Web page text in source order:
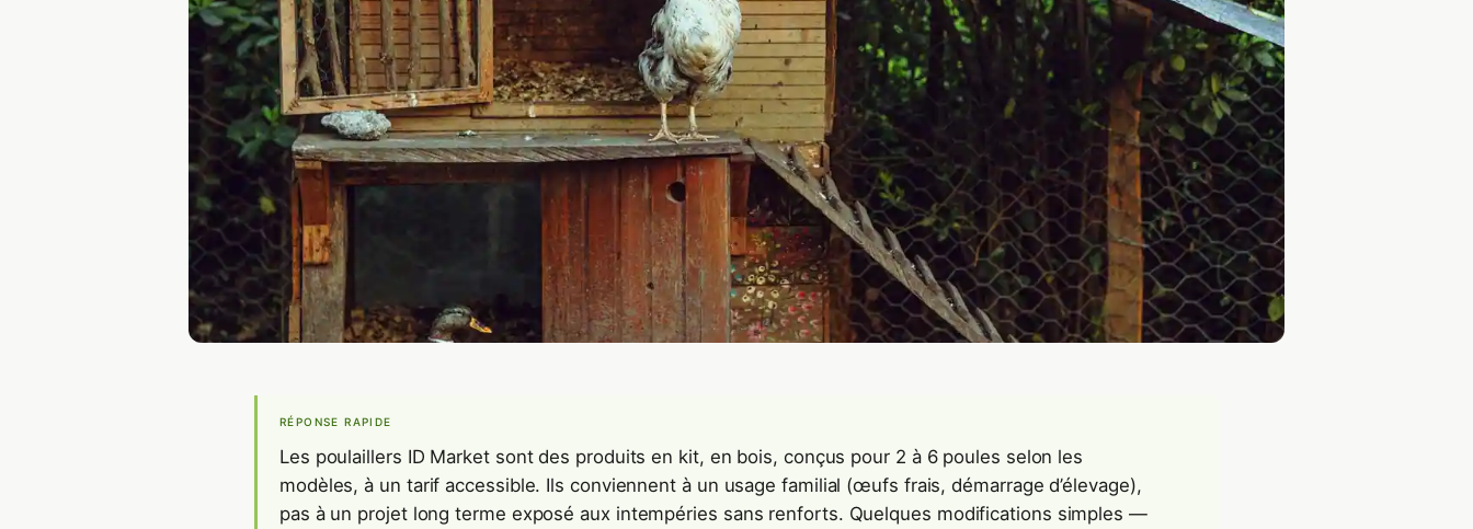
RÉPONSE RAPIDE
Les poulaillers ID Market sont des produits en kit, en bois, conçus pour 2 à 6 poules selon les
modèles, à un tarif accessible. Ils conviennent à un usage familial (œufs frais, démarrage d’élevage),
pas à un projet long terme exposé aux intempéries sans renforts. Quelques modifications simples —